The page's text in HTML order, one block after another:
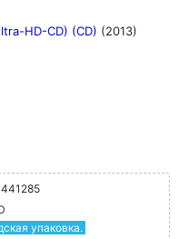
HD-CD) (CD) (2013)
упаковка.